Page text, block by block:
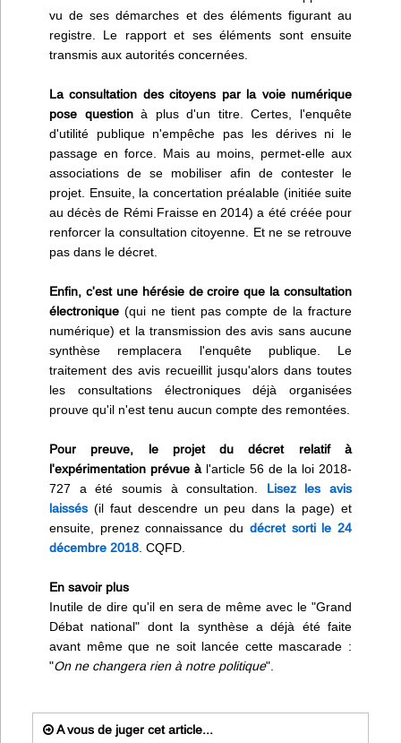
vu de ses démarches et des éléments figurant au
registre. Le rapport et ses éléments sont ensuite
transmis aux autorités concernées.
La consultation des citoyens par la voie numérique
pose questionà plus d'un titre. Certes, l'enquête
d'utilité publique n'empêche pas les dérives ni le
passage en force. Mais au moins, permet-elle aux
associations de se mobiliser afin de contester le
projet. Ensuite, la concertation préalable (initiée suite
au décès de Rémi Fraisse en 2014) a été créée pour
renforcer la consultation citoyenne. Et ne se retrouve
pas dans le décret.
Enfin, c'est une hérésie de croire que la consultation
électronique (qui ne tient pas compte de la fracture
numérique) et la transmission des avis sans aucune
synthèse remplacera l'enquête publique. Le
traitement des avis recueillit jusqu'alors dans toutes
les consultations électroniques déjà organisées
prouve qu'il n'est tenu aucun compte des remontées.
Pour preuve, le projet du décret relatif à
l'expérimentation prévue àl'article 56 de la loi 2018-
727 a été soumis à consultation. Lisez les avis
laissés (il faut descendre un peu dans la page) et
ensuite, prenez connaissance du décret sorti le 24
décembre 2018 . CQFD.
En savoir plus
Inutile de dire qu'il en sera de même avec le "Grand
Débat national" dont la synthèse a déjà été faite
avant même que ne soit lancée cette mascarade :
"On ne changera rien à notre politique".
A vous de juger cet article...